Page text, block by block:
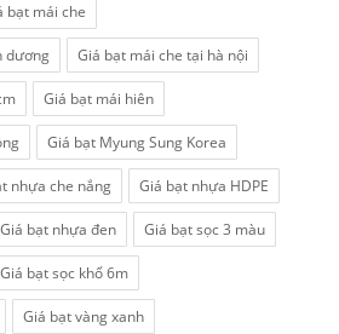
bạt mái che
dương Giá bạt mái che tại hà nội
Giá bạt mái hiên
Giá bạt Myung Sung Korea
nhựa che nắng Giá bạt nhựa HDPE
Giá bạt nhựa đen Giá bạt sọc 3 màu
Giá bạt sọc khổ 6m
Giá bạt vàng xanh